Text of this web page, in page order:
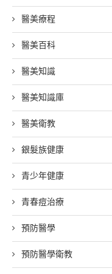
醫美療程
醫美百科
醫美知識
醫美知識庫
醫美衛教
銀髮族健康
青少年健康
青春痘治療
預防醫學
預防醫學衛教